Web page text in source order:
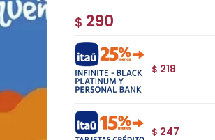
$ 290
$ 218
$ 247